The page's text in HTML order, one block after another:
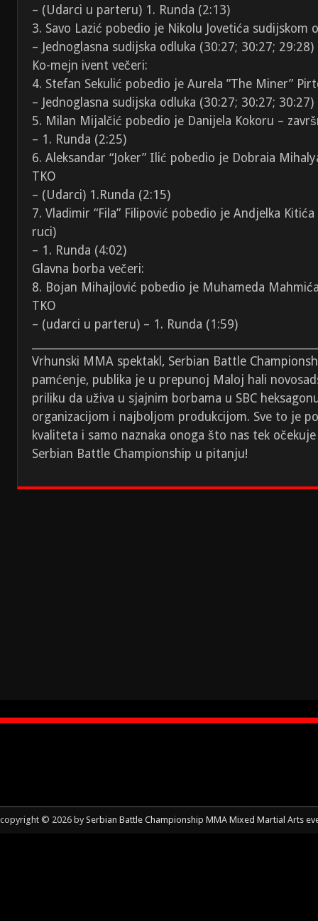
– (Udarci u parteru) 1. Runda (2:13)
3. Savo Lazić pobedio je Nikolu Jovetića sudijskom
– Jednoglasna sudijska odluka (30:27; 30:27; 29:28)
Ko-mejn ivent večeri:
4. Stefan Sekulić pobedio je Aurela ”The Miner”
– Jednoglasna sudijska odluka (30:27; 30:27; 30:27)
5. Milan Mijalčić pobedio je Danijela Kokoru –
– 1. Runda (2:25)
6. Aleksandar “Joker” Ilić pobedio je Dobraia
TKO
– (Udarci) 1.Runda (2:15)
7. Vladimir “Fila” Filipović pobedio je Andjelka
ruci)
– 1. Runda (4:02)
Glavna borba večeri:
8. Bojan Mihajlović pobedio je Muhameda
TKO
– (udarci u parteru) – 1. Runda (1:59)
Vrhunski MMA spektakl, Serbian Battle
pamćenje, publika je u prepunoj Maloj hali
priliku da uživa u sjajnim borbama u SBC
organizacijom i najboljom produkcijom. Sve to je
kvaliteta i samo naznaka onoga što nas tek
Serbian Battle Championship u pitanju!
copyright © 2026 by Serbian Battle Championship MMA Mixed Martial Arts